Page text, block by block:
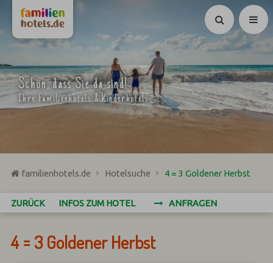
Suchen
Schön, dass Sie da sind!
Ihre Familienhotels & Kinderhotels
familienhotels.de Hotelsuche 4 = 3 Goldener Herbst
ZURÜCK INFOS ZUM HOTEL ANFRAGEN
4 = 3 Goldener Herbst